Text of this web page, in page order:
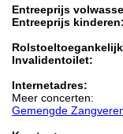
Entreeprijs
Entreeprijs kinderen:
Invalidentoilet:
Internetadres:
Meer concerten:
Gemengde